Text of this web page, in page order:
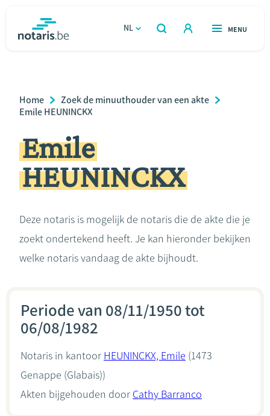
gaan
NL
OPEN
ZOEKEN
OPEN
MENU
Relatie & samenleven
Erven & schenken
Ondernemen
Rekenmodules
Breadcrumb
Home
Zoek de minuuthouder van een akte
Emile HEUNINCKX
Emile
HEUNINCKX
Deze notaris is mogelijk de notaris die de akte die je
zoekt ondertekend heeft. Je kan hieronder bekijken
welke notaris vandaag de akte bijhoudt.
Periode van 08/11/1950 tot
06/08/1982
Notaris in kantoor HEUNINCKX, Emile (1473
Genappe (Glabais))
Akten bijgehouden door Cathy Barranco